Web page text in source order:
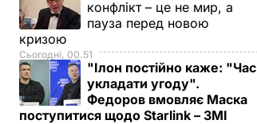
конфлікт – це не мир, а
пауза перед новою
кризою
Сьогодні, 00.51
"Ілон постійно каже: "Час
укладати угоду".
Федоров вмовляє Маска
поступитися щодо Starlink – ЗМІ